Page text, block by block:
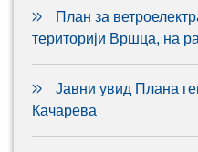
План за
територији Вршца, на
Јавни увид Плана
Качарева